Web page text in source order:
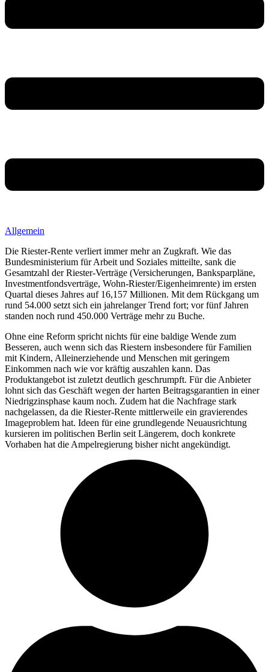
Allgemein
Die Riester-Rente verliert immer mehr an Zugkraft. Wie das
Bundesministerium für Arbeit und Soziales mitteilte, sank die
Gesamtzahl der Riester-Verträge (Versicherungen, Banksparpläne,
Investmentfondsverträge, Wohn-Riester/Eigenheimrente) im ersten
Quartal dieses Jahres auf 16,157 Millionen. Mit dem Rückgang um
rund 54.000 setzt sich ein jahrelanger Trend fort; vor fünf Jahren
standen noch rund 450.000 Verträge mehr zu Buche.
Ohne eine Reform spricht nichts für eine baldige Wende zum
Besseren, auch wenn sich das Riestern insbesondere für Familien
mit Kindern, Alleinerziehende und Menschen mit geringem
Einkommen nach wie vor kräftig auszahlen kann. Das
Produktangebot ist zuletzt deutlich geschrumpft. Für die Anbieter
lohnt sich das Geschäft wegen der harten Beitragsgarantien in einer
Niedrigzinsphase kaum noch. Zudem hat die Nachfrage stark
nachgelassen, da die Riester-Rente mittlerweile ein gravierendes
Imageproblem hat. Ideen für eine grundlegende Neuausrichtung
kursieren im politischen Berlin seit Längerem, doch konkrete
Vorhaben hat die Ampelregierung bisher nicht angekündigt.